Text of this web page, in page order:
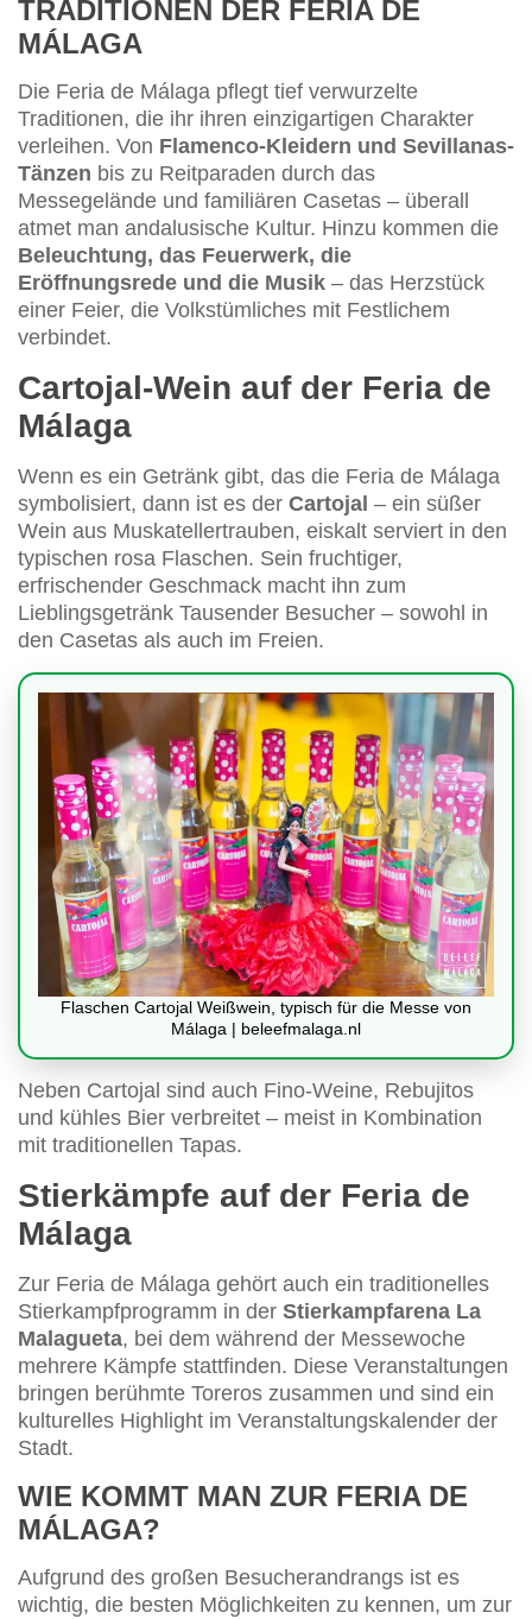
TRADITIONEN DER FERIA DE
MÁLAGA
Die Feria de Málaga pflegt tief verwurzelte
Traditionen, die ihr ihren einzigartigen Charakter
verleihen. Von Flamenco-Kleidern und Sevillanas-
Tänzen bis zu Reitparaden durch das
Messegelände und familiären Casetas – überall
atmet man andalusische Kultur. Hinzu kommen die
Beleuchtung, das Feuerwerk, die
Eröffnungsrede und die Musik – das Herzstück
einer Feier, die Volkstümliches mit Festlichem
verbindet.
Cartojal-Wein auf der Feria de
Málaga
Wenn es ein Getränk gibt, das die Feria de Málaga
symbolisiert, dann ist es der Cartojal – ein süßer
Wein aus Muskatellertrauben, eiskalt serviert in den
typischen rosa Flaschen. Sein fruchtiger,
erfrischender Geschmack macht ihn zum
Lieblingsgetränk Tausender Besucher – sowohl in
den Casetas als auch im Freien.
Flaschen Cartojal Weißwein, typisch für die Messe von
Málaga | beleefmalaga.nl
Neben Cartojal sind auch Fino-Weine, Rebujitos
und kühles Bier verbreitet – meist in Kombination
mit traditionellen Tapas.
Stierkämpfe auf der Feria de
Málaga
Zur Feria de Málaga gehört auch ein traditionelles
Stierkampfprogramm in der Stierkampfarena La
Malagueta, bei dem während der Messewoche
mehrere Kämpfe stattfinden. Diese Veranstaltungen
bringen berühmte Toreros zusammen und sind ein
kulturelles Highlight im Veranstaltungskalender der
Stadt.
WIE KOMMT MAN ZUR FERIA DE
MÁLAGA?
Aufgrund des großen Besucherandrangs ist es
wichtig, die besten Möglichkeiten zu kennen, um zur